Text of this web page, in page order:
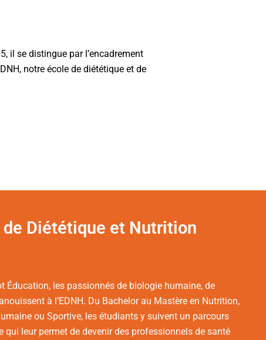
il se distingue par l’encadrement
notre école de diététique et de
de Diététique et Nutrition
Éducation, les passionnés de biologie humaine, de
à l’EDNH. Du Bachelor au Mastère en Nutrition,
ou Sportive, les étudiants y suivent un parcours
qui leur permet de devenir des professionnels de santé